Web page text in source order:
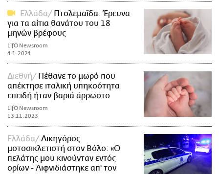
Ελλάδα
Πτολεμαΐδα: Έρευνα
για τα αίτια θανάτου του 18
μηνών βρέφους
LifO Newsroom
4.1.2024
Διεθνή
Πέθανε το μωρό που
απέκτησε ιταλική υπηκοότητα
επειδή ήταν βαριά άρρωστο
LifO Newsroom
13.11.2023
Ελλάδα
Δικηγόρος
μοτοσικλετιστή στον Βόλο: «Ο
πελάτης μου κινούνταν εντός
ορίων - Αιφνιδιάστηκε απ' τον